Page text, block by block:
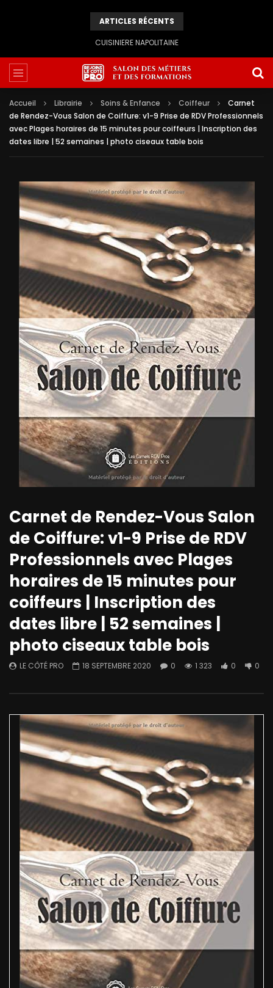
ARTICLES RÉCENTS
CUISINIERE NAPOLITAINE
Accueil Librairie Soins & Enfance Coiffeur
Carnet
de Rendez-Vous Salon de Coiffure: v1-9 Prise de RDV Professionnels
avec Plages horaires de 15 minutes pour coiffeurs | Inscription des
dates libre | 52 semaines | photo ciseaux table bois
Carnet de Rendez-Vous Salon
de Coiffure: v1-9 Prise de RDV
Professionnels avec Plages
horaires de 15 minutes pour
coiffeurs | Inscription des
dates libre | 52 semaines |
photo ciseaux table bois
LE CÔTÉ PRO 18 SEPTEMBRE 2020 0 1 323 0 0